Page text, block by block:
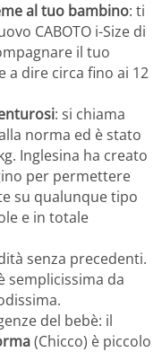
al tuo bambino: ti
CABOTO i-Size di
il tuo
a dire circa fino ai 12
: si chiama
norma ed è stato
Inglesina ha creato
per permettere
su qualunque tipo
e in totale
senza precedenti.
semplicissima da
del bebè: il
(Chicco) è piccolo